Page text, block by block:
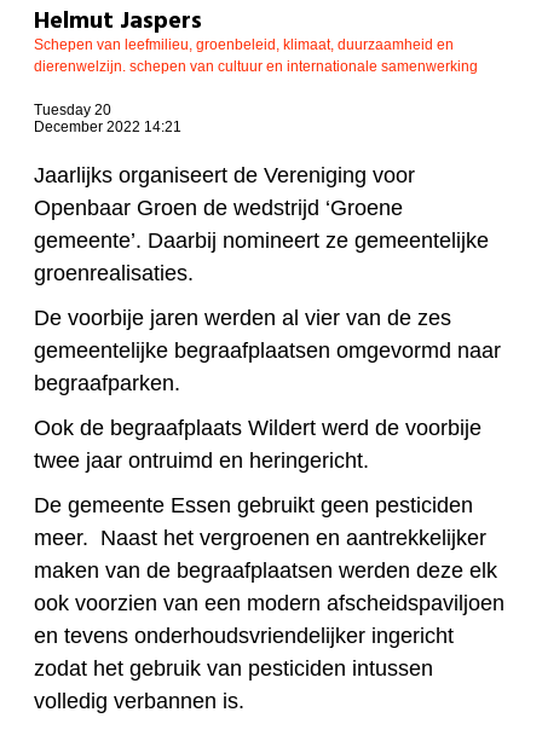
Helmut Jaspers
Schepen van leefmilieu, groenbeleid, klimaat, duurzaamheid en
dierenwelzijn. schepen van cultuur en internationale samenwerking
Tuesday 20
December 2022 14:21
Jaarlijks organiseert de Vereniging voor
Openbaar Groen de wedstrijd ‘Groene
gemeente’. Daarbij nomineert ze gemeentelijke
groenrealisaties.
De voorbije jaren werden al vier van de zes
gemeentelijke begraafplaatsen omgevormd naar
begraafparken.
Ook de begraafplaats Wildert werd de voorbije
twee jaar ontruimd en heringericht.
De gemeente Essen gebruikt geen pesticiden
meer. Naast het vergroenen en aantrekkelijker
maken van de begraafplaatsen werden deze elk
ook voorzien van een modern afscheidspaviljoen
en tevens onderhoudsvriendelijker ingericht
zodat het gebruik van pesticiden intussen
volledig verbannen is.